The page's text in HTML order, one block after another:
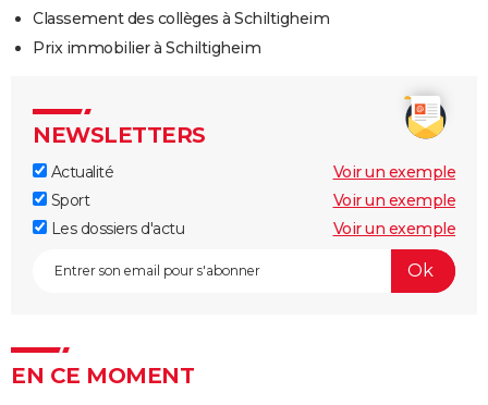
Classement des collèges à Schiltigheim
Prix immobilier à Schiltigheim
NEWSLETTERS
Actualité
Voir un exemple
Sport
Voir un exemple
Les dossiers d'actu
Voir un exemple
EN CE MOMENT